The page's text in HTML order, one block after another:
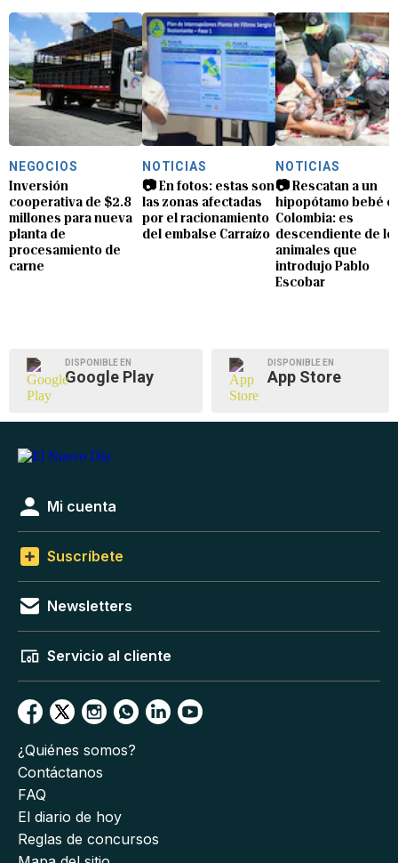
NEGOCIOS
Inversión
cooperativa de $2.8
millones para nueva
planta de
procesamiento de
carne
NOTICIAS
📷 En fotos: estas son
las zonas afectadas
por el racionamiento
del embalse Carraízo
NOTICIAS
📷 Rescatan a un
hipopótamo bebé
Colombia: es
descendiente de
animales que
introdujo Pablo
Escobar
DISPONIBLE EN
Google Play
DISPONIBLE EN
App Store
Mi cuenta
Suscríbete
Newsletters
Servicio al cliente
¿Quiénes somos?
Contáctanos
FAQ
El diario de hoy
Reglas de concursos